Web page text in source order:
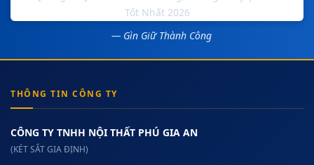
— Gìn Giữ Thành Công
THÔNG TIN CÔNG TY
CÔNG TY TNHH NỘI THẤT PHÚ GIA AN
(KÉT SẮT GIA ĐỊNH)